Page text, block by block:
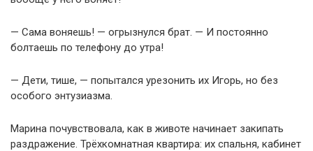
— Сама воняешь! — огрызнулся брат. — И постоянно
болтаешь по телефону до утра!
— Дети, тише, — попытался урезонить их Игорь, но без
особого энтузиазма.
Марина почувствовала, как в животе начинает закипать
раздражение. Трёхкомнатная квартира: их спальня, кабинет